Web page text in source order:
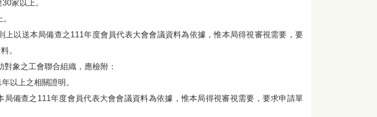
家以上。
以送本局備查之111年度會員代表大會會議資料為依據，惟本局得視審視需要，要
。
象之工會聯合組織，應檢附：
以上之相關證明。
備查之111年度會員代表大會會議資料為依據，惟本局得視審視需要，要求申請單